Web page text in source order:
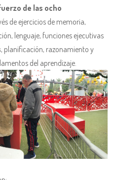
de las ocho
de ejercicios de memoria,
lenguaje, funciones ejecutivas
, planificación, razonamiento y
del aprendizaje.